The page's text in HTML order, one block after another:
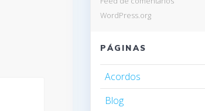
WordPress.org
PÁGINAS
Acordos
Blog